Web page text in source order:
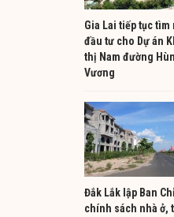
Gia Lai tiếp tục tìm
đầu tư cho Dự án
thị Nam đường
Vương
Đắk Lắk lập Ban
chính sách nhà ở,